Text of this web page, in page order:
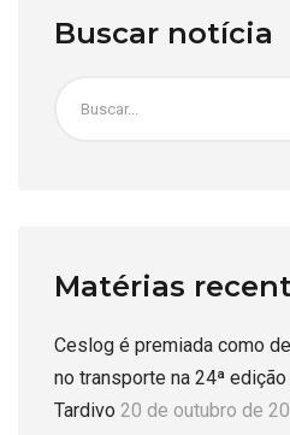
Buscar notícia
Matérias
Ceslog é premiada como
no transporte na 24ª
Tardivo 20 de outubro de